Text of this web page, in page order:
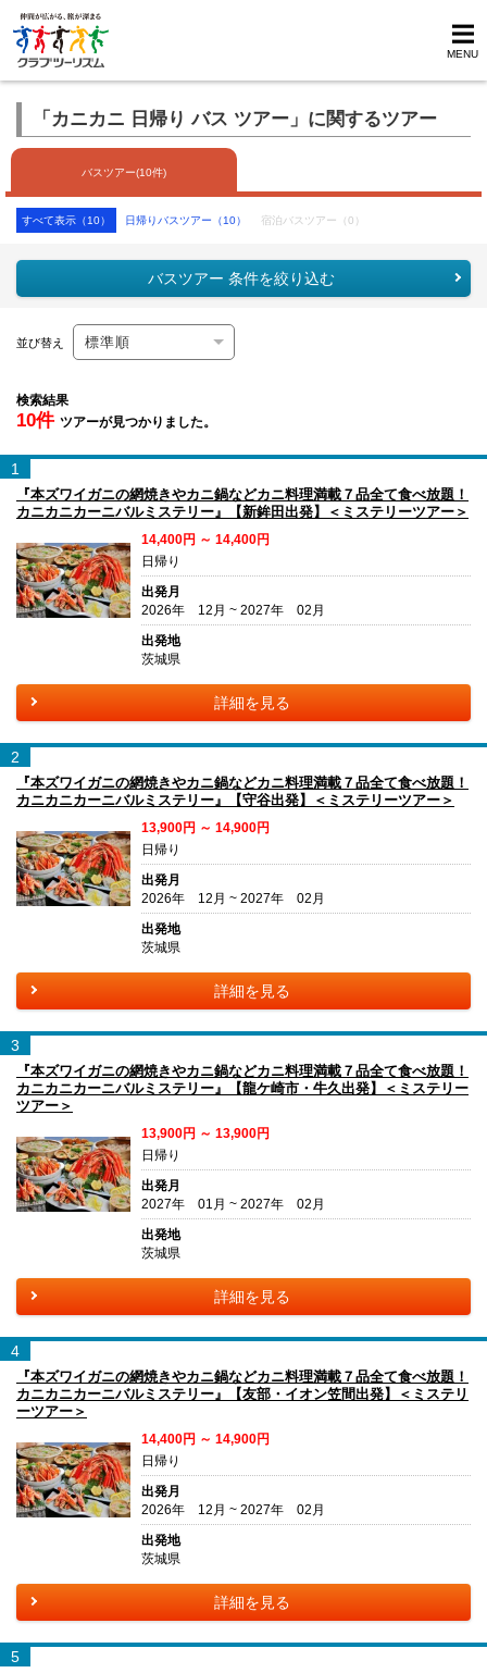
MENU
「カニカニ 日帰り バス ツアー」に関するツアー
バスツアー(10件)
すべて表示（10） 日帰りバスツアー（10） 宿泊バスツアー（0）
バスツアー 条件を絞り込む
並び替え
検索結果
10件 ツアーが見つかりました。
1
『本ズワイガニの網焼きやカニ鍋などカニ料理満載７品全て食べ放題！
カニカニカーニバルミステリー』【新鉾田出発】＜ミステリーツアー＞
14,400円 ～ 14,400円
日帰り
出発月
2026年 12月 ~ 2027年 02月
出発地
茨城県
詳細を見る
2
『本ズワイガニの網焼きやカニ鍋などカニ料理満載７品全て食べ放題！
カニカニカーニバルミステリー』【守谷出発】＜ミステリーツアー＞
13,900円 ～ 14,900円
日帰り
出発月
2026年 12月 ~ 2027年 02月
出発地
茨城県
詳細を見る
3
『本ズワイガニの網焼きやカニ鍋などカニ料理満載７品全て食べ放題！
カニカニカーニバルミステリー』【龍ケ崎市・牛久出発】＜ミステリー
ツアー＞
13,900円 ～ 13,900円
日帰り
出発月
2027年 01月 ~ 2027年 02月
出発地
茨城県
詳細を見る
4
『本ズワイガニの網焼きやカニ鍋などカニ料理満載７品全て食べ放題！
カニカニカーニバルミステリー』【友部・イオン笠間出発】＜ミステリ
ーツアー＞
14,400円 ～ 14,900円
日帰り
出発月
2026年 12月 ~ 2027年 02月
出発地
茨城県
詳細を見る
5